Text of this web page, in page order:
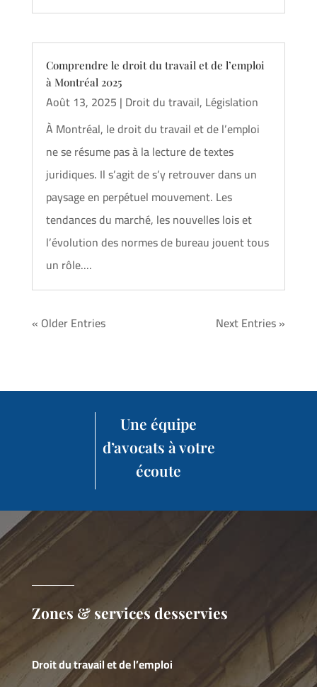
Comprendre le droit du travail et de l’emploi
à Montréal 2025
Août 13, 2025 | Droit du travail, Législation
À Montréal, le droit du travail et de l’emploi
ne se résume pas à la lecture de textes
juridiques. Il s’agit de s’y retrouver dans un
paysage en perpétuel mouvement. Les
tendances du marché, les nouvelles lois et
l’évolution des normes de bureau jouent tous
un rôle....
« Older Entries Next Entries »
Une équipe
d’avocats à votre
écoute
Zones & services desservies
Droit du travail et de l’emploi